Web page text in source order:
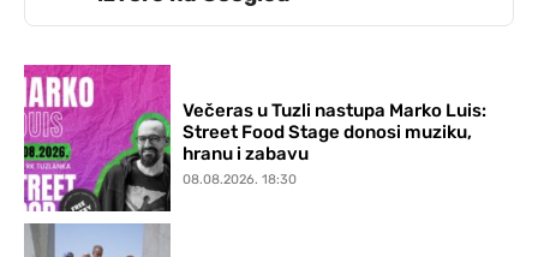
Večeras u Tuzli nastupa Marko Luis:
Street Food Stage donosi muziku,
hranu i zabavu
08.08.2026. 18:30